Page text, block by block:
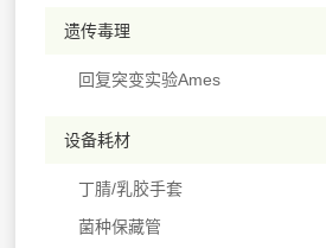
遗传毒理
回复突变实验Ames
设备耗材
丁腈/乳胶手套
菌种保藏管